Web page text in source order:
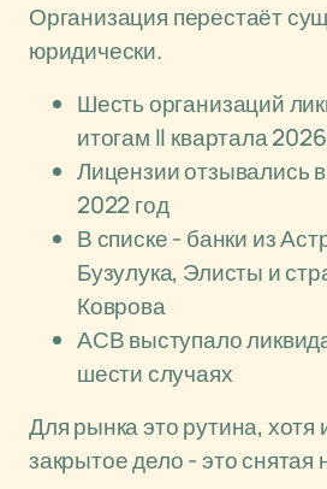
Организация перестаёт
юридически.
Шесть организаций
итогам II квартала
Лицензии отзывались
2022 год
В списке - банки из
Бузулука, Элисты и
Коврова
АСВ выступало
шести случаях
Для рынка это рутина,
закрытое дело - это снятая